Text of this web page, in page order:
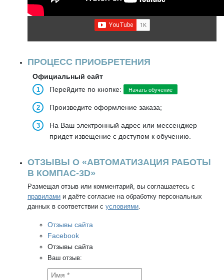
ПРОЦЕСС ПРИОБРЕТЕНИЯ
Официальный сайт
Перейдите по кнопке:
Начать обучение
Произведите оформление заказа;
На Ваш электронный адрес или мессенджер
придет извещение с доступом к обучению.
ОТЗЫВЫ О «АВТОМАТИЗАЦИЯ РАБОТЫ
В КОМПАС-3D»
Размещая отзыв или комментарий, вы соглашаетесь с
правилами и даёте согласие на обработку персональных
данных в соответствии с условиями.
Отзывы сайта
Facebook
Отзывы сайта
Ваш отзыв: